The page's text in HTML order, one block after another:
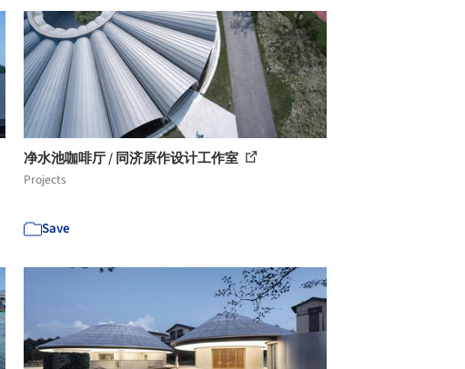
净水池咖啡厅 / 同济原作设计工作室
Projects
Save